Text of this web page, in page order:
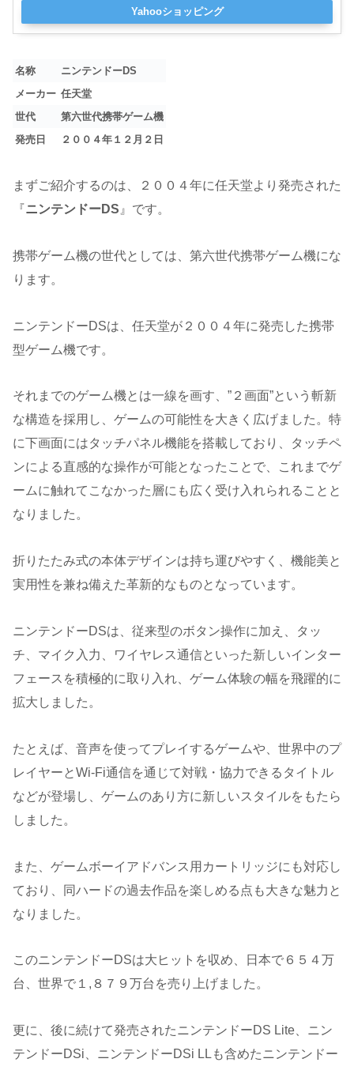
Yahooショッピング
名称
ニンテンドーDS
メーカー 任天堂
世代
第六世代携帯ゲーム機
発売日
２００４年１２月２日
まずご紹介するのは、２００４年に任天堂より発売された
『ニンテンドーDS 』です。
携帯ゲーム機の世代としては、第六世代携帯ゲーム機にな
ります。
ニンテンドーDSは、任天堂が２００４年に発売した携帯
型ゲーム機です。
それまでのゲーム機とは一線を画す、”２画面”という斬新
な構造を採用し、ゲームの可能性を大きく広げました。特
に下画面にはタッチパネル機能を搭載しており、タッチペ
ンによる直感的な操作が可能となったことで、これまでゲ
ームに触れてこなかった層にも広く受け入れられることと
なりました。
折りたたみ式の本体デザインは持ち運びやすく、機能美と
実用性を兼ね備えた革新的なものとなっています。
ニンテンドーDSは、従来型のボタン操作に加え、タッ
チ、マイク入力、ワイヤレス通信といった新しいインター
フェースを積極的に取り入れ、ゲーム体験の幅を飛躍的に
拡大しました。
たとえば、音声を使ってプレイするゲームや、世界中のプ
レイヤーとWi-Fi通信を通じて対戦・協力できるタイトル
などが登場し、ゲームのあり方に新しいスタイルをもたら
しました。
また、ゲームボーイアドバンス用カートリッジにも対応し
ており、同ハードの過去作品を楽しめる点も大きな魅力と
なりました。
このニンテンドーDSは大ヒットを収め、日本で６５４万
台、世界で１,８７９万台を売り上げました。
更に、後に続けて発売されたニンテンドーDS Lite、ニン
テンドーDSi、ニンテンドーDSi LLも含めたニンテンドー